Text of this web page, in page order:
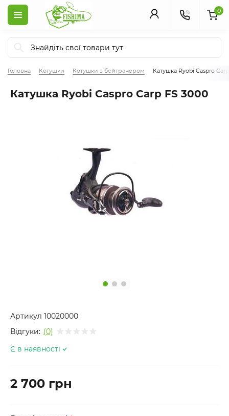
0
Головна Котушки Котушки з бейтранером Катушка Ryobi Caspro
Катушка Ryobi Caspro Carp FS 3000
Артикул 10020000
Відгуки: (0)
Є в наявності
2 700 грн